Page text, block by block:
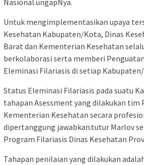
Nasional.ungapNya.
Untuk mengimplementasikan upaya
Kesehatan Kabupaten/Kota, Dinas
Barat dan Kementerian Kesehatan
berkolaborasi serta memberi
Eleminasi Filariasis di setiap
Status Eleminasi Filariasis pada suatu
tahapan Asessment yang dilakukan tim
Kementerian Kesehatan secara
dipertanggung jawabkan.tutur Marlov
Program Filariasis Dinas Kesehatan
Tahapan penilaian yang dilakukan